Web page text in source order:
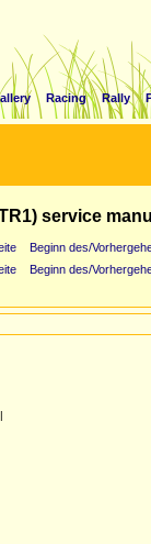
Racing Rally
service
Beginn des/
Beginn des/
|